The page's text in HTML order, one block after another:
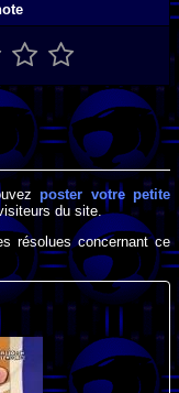
poster votre petite
du site.
résolues concernant ce